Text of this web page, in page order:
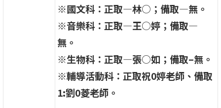
※國文科：正取—林○；備取—無。
※音樂科：正取—王○婷；備取—
無。
※生物科：正取—張○如；備取–無。
※輔導活動科：正取祝0婷老師、備取
1:劉0菱老師。